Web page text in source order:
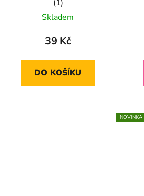
Průměrné
hodnocení
produktu
5,0
z
Skladem
39 Kč
DO KOŠÍKU
NOVINKA